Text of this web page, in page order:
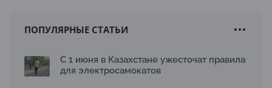
ПОПУЛЯРНЫЕ СТАТЬИ
С 1 июня в Казахстане ужесточат правила
для электросамокатов